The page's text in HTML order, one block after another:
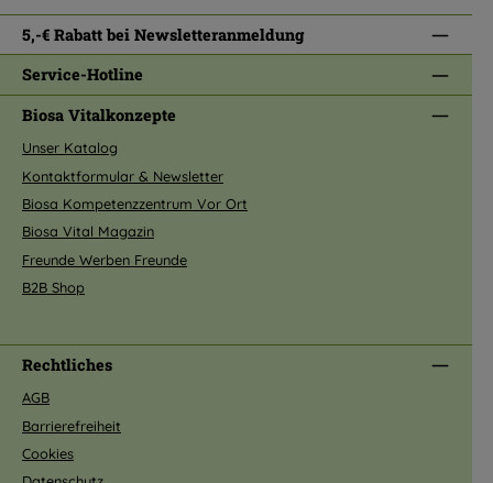
5,-€ Rabatt bei Newsletteranmeldung
Service-Hotline
Biosa Vitalkonzepte
Unser Katalog
Kontaktformular & Newsletter
Biosa Kompetenzzentrum Vor Ort
Biosa Vital Magazin
Freunde Werben Freunde
B2B Shop
Rechtliches
AGB
Barrierefreiheit
Cookies